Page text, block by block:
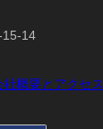
15-14
社概要とアクセス